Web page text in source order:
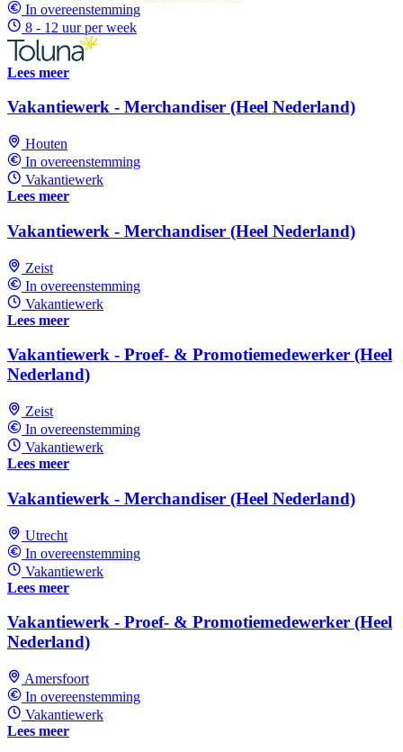
In overeenstemming
8 - 12 uur per week
Lees meer
Vakantiewerk - Merchandiser (Heel Nederland)
Houten
In overeenstemming
Vakantiewerk
Lees meer
Vakantiewerk - Merchandiser (Heel Nederland)
Zeist
In overeenstemming
Vakantiewerk
Lees meer
Vakantiewerk - Proef- & Promotiemedewerker (Heel
Nederland)
Zeist
In overeenstemming
Vakantiewerk
Lees meer
Vakantiewerk - Merchandiser (Heel Nederland)
Utrecht
In overeenstemming
Vakantiewerk
Lees meer
Vakantiewerk - Proef- & Promotiemedewerker (Heel
Nederland)
Amersfoort
In overeenstemming
Vakantiewerk
Lees meer